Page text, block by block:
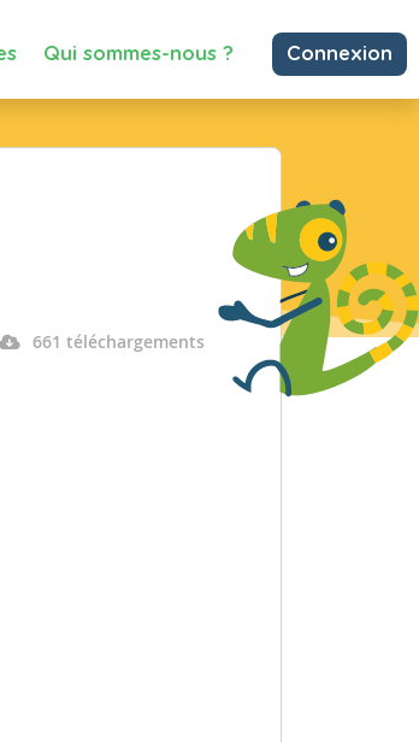
Qui sommes-nous ? Connexion
661 téléchargements